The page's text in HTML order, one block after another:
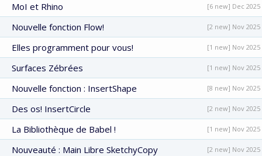
MoI et Rhino [6 new] Dec 2025
Nouvelle fonction Flow! [2 new] Nov 2025
Elles programment pour vous! [1 new] Nov 2025
Surfaces Zébrées [1 new] Nov 2025
Nouvelle fonction : InsertShape [8 new] Nov 2025
Des os! InsertCircle [2 new] Nov 2025
La Bibliothèque de Babel ! [1 new] Nov 2025
Nouveauté : Main Libre SketchyCopy [2 new] Nov 2025